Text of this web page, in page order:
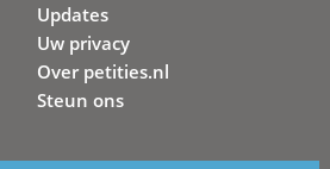
Updates
Uw privacy
Over petities.nl
Steun ons